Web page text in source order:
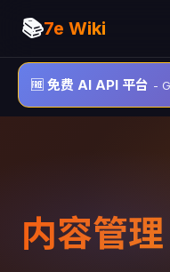
📚7e Wiki
🆓 免费 AI API 平台 -
内容管理